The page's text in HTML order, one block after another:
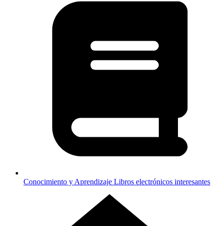
Conocimiento y Aprendizaje Libros electrónicos interesantes